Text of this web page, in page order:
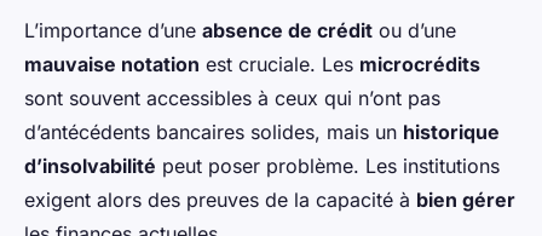
L’importance d’une absence de crédit ou d’une
mauvaise notation est cruciale. Les microcrédits
sont souvent accessibles à ceux qui n’ont pas
d’antécédents bancaires solides, mais un historique
d’insolvabilité peut poser problème. Les institutions
exigent alors des preuves de la capacité à bien gérer